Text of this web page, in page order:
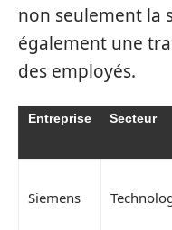
non seulement la
également une
des employés.
Entreprise Secteur
Siemens